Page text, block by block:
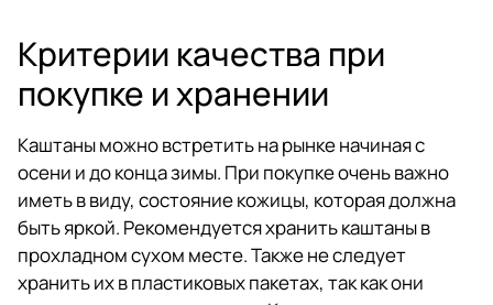
Критерии качества при
покупке и хранении
Каштаны можно встретить на рынке начиная с
осени и до конца зимы. При покупке очень важно
иметь в виду, состояние кожицы, которая должна
быть яркой. Рекомендуется хранить каштаны в
прохладном сухом месте. Также не следует
хранить их в пластиковых пакетах, так как они